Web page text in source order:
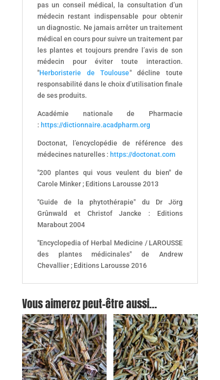
pas un conseil médical, la consultation d’un
médecin restant indispensable pour obtenir
un diagnostic. Ne jamais arrêter un traitement
médical en cours pour suivre un traitement par
les plantes et toujours prendre l’avis de son
médecin pour éviter toute interaction.
"Herboristerie de Toulouse" décline toute
responsabilité dans le choix d’utilisation finale
de ses produits.
Académie nationale de Pharmacie
: https://dictionnaire.acadpharm.org
Doctonat, l’encyclopédie de référence des
médecines naturelles : https://doctonat.com
"200 plantes qui vous veulent du bien" de
Carole Minker ; Editions Larousse 2013
"Guide de la phytothérapie" du Dr Jörg
Grûnwald et Christof Jancke : Editions
Marabout 2004
"Encyclopedia of Herbal Medicine / LAROUSSE
des plantes médicinales" de Andrew
Chevallier ; Editions Larousse 2016
Vous aimerez peut-être aussi…